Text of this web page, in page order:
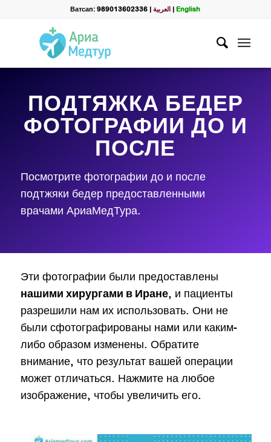
Ватсап: 989013602336 |العربية |English
ПОДТЯЖКА БЕДЕР
ФОТОГРАФИИ ДО И
ПОСЛЕ
Посмотрите фотографии до и после
подтжяки бедер предоставленными
врачами АриаМедТура.
Эти фотографии были предоставлены
нашими хирургами в Иране, и пациенты
разрешили нам их использовать. Они не
были сфотографированы нами или каким-
либо образом изменены. Обратите
внимание, что результат вашей операции
может отличаться. Нажмите на любое
изображение, чтобы увеличить его.